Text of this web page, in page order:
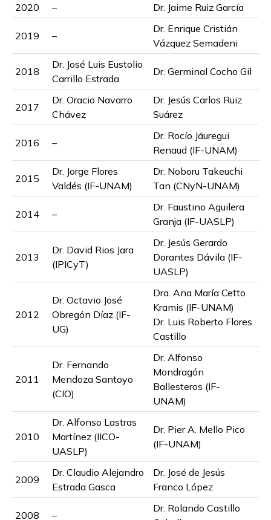
2020
– Dr. Jaime Ruiz García
2019 –
Dr. Enrique Cristián
Vázquez Semadeni
2018
Dr. José Luis Eustolio
Carrillo Estrada
Dr. Germinal Cocho Gil
2017
Dr. Oracio Navarro
Chávez
Dr. Jesús Carlos Ruiz
Suárez
2016 –
Dr. Rocío Jáuregui
Renaud (IF-UNAM)
2015
Dr. Jorge Flores
Valdés (IF-UNAM)
Dr. Noboru Takeuchi
Tan (CNyN-UNAM)
2014 –
Dr. Faustino Aguilera
Granja (IF-UASLP)
2013
Dr. David Rios Jara
(IPICyT)
Dr. Jesús Gerardo
Dorantes Dávila (IF-
UASLP)
2012
Dr. Octavio José
Obregón Díaz (IF-
UG)
Dra. Ana María Cetto
Kramis (IF-UNAM)
Dr. Luis Roberto Flores
Castillo
2011
Dr. Fernando
Mendoza Santoyo
(CIO)
Dr. Alfonso
Mondragón
Ballesteros (IF-
UNAM)
2010
Dr. Alfonso Lastras
Martínez (IICO-
UASLP)
Dr. Pier A. Mello Pico
(IF-UNAM)
2009
Dr. Claudio Alejandro
Estrada Gasca
Dr. José de Jesús
Franco López
2008 –
Dr. Rolando Castillo